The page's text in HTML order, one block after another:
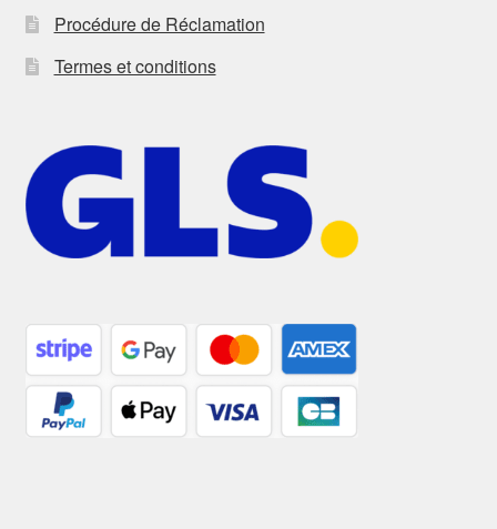
Procédure de Réclamation
Termes et conditions